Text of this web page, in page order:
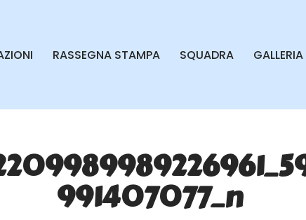
RASSEGNA STAMPA SQUADRA GALLERIA
991407077_n